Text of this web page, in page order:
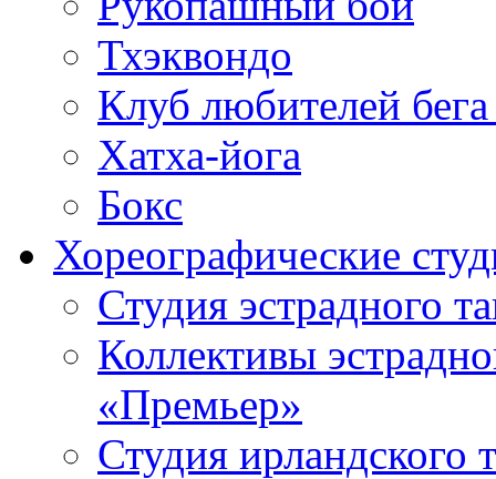
Тхэквондо
Клуб любителей
Хатха-йога
Бокс
Хореографические
Студия эстрадного
Коллективы
«Премьер»
Студия ирландского